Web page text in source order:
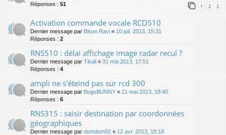
Réponses : 51 1 2 3
Activation commande vocale RCD510
Dernier message par Bison Ravi « 10 juil. 2013, 15:31
Réponses : 2
RNS510 : délai affichage image radar recul ?
Dernier message par Tikali « 31 mai 2013, 17:51
Réponses : 4
ampli ne s'éteind pas sur rcd 300
Dernier message par BugsBUNNY « 21 mai 2013, 18:40
Réponses : 6
RNS315 : saisir destination par coordonnées
géographiques
Dernier message par domdom92 « 12 avr. 2013, 18:18